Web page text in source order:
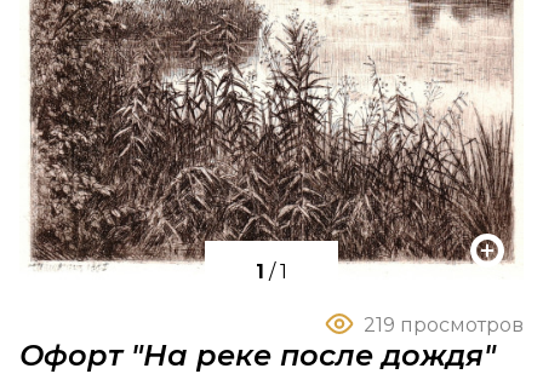
1 /1
219 просмотров
Офорт "На реке после дождя"